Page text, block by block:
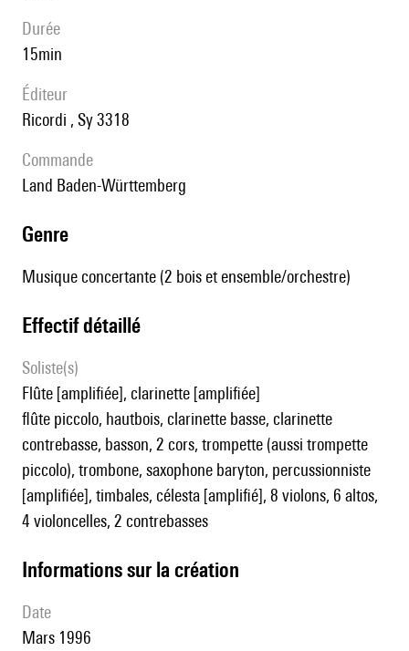
durée
15min
éditeur
Ricordi , Sy 3318
Commande
Land Baden-Württemberg
genre
Musique concertante (2 bois et ensemble/orchestre)
effectif détaillé
Soliste(s)
flûte [amplifiée], clarinette [amplifiée]
flûte piccolo, hautbois, clarinette basse, clarinette
contrebasse, basson, 2 cors, trompette (aussi trompette
piccolo), trombone, saxophone baryton, percussionniste
[amplifiée], timbales, célesta [amplifié], 8 violons, 6 altos,
4 violoncelles, 2 contrebasses
informations sur la création
date
Mars 1996